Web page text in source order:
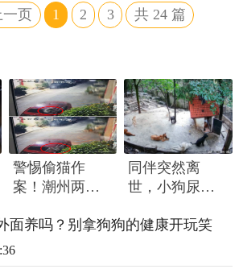
一页 1 2 3 共24 篇
警惕偷猫作
案！潮州两日
夜间被盗事件
同伴突然离
世，小狗尿到
来，围着遗体
面养吗？别拿狗狗的健康开玩笑